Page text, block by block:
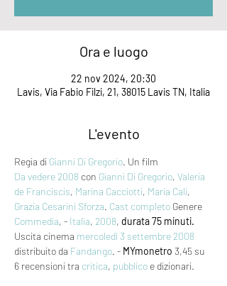
Ora e luogo
22 nov 2024, 20:30
Lavis, Via Fabio Filzi, 21, 38015 Lavis TN, Italia
L'evento
Regia di Gianni Di Gregorio. Un film
Da vedere 2008 con Gianni Di Gregorio, Valeria
de Franciscis, Marina Cacciotti, Maria Cali,
Grazia Cesarini Sforza. Cast completo Genere
Commedia, - Italia, 2008, durata 75 minuti.
Uscita cinema mercoledì 3 settembre 2008
distribuito da Fandango. - MYmonetro 3,45 su
6 recensioni tra critica, pubblico e dizionari.